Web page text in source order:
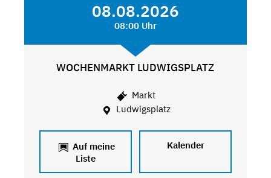
08.08.2026
08:00 Uhr
WOCHENMARKT LUDWIGSPLATZ
Markt
Ludwigsplatz
Auf meine
Liste
Kalender